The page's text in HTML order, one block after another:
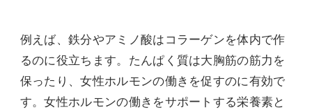
例えば、鉄分やアミノ酸はコラーゲンを体内で作
るのに役立ちます。たんぱく質は大胸筋の筋力を
保ったり、女性ホルモンの働きを促すのに有効で
す。女性ホルモンの働きをサポートする栄養素と